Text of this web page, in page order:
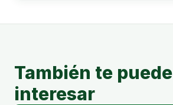
También te puede
interesar